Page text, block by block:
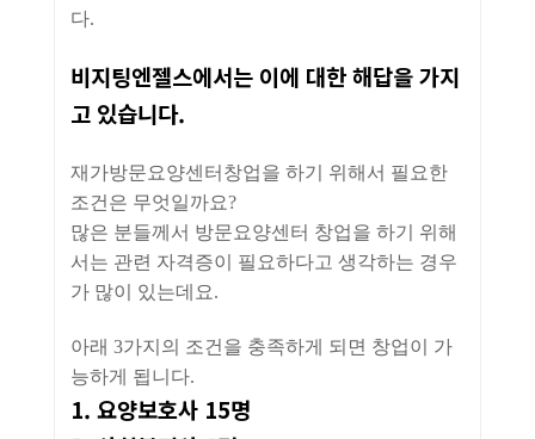
다.
비지팅엔젤스에서는 이에 대한 해답을 가지
고 있습니다.
재가방문요양센터창업을 하기 위해서 필요한
조건은 무엇일까요?
많은 분들께서 방문요양센터 창업을 하기 위해
서는 관련 자격증이 필요하다고 생각하는 경우
가 많이 있는데요.
아래 3가지의 조건을 충족하게 되면 창업이 가
능하게 됩니다.
1. 요양보호사 15명